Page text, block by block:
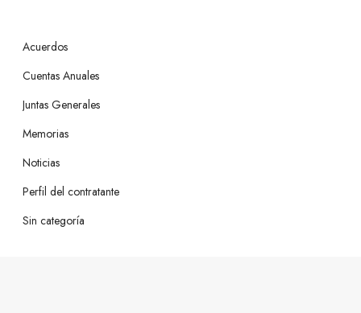
Acuerdos
Cuentas Anuales
Juntas Generales
Memorias
Noticias
Perfil del contratante
Sin categoría